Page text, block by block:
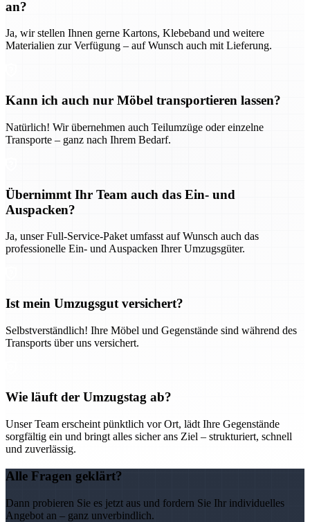
an?
Ja, wir stellen Ihnen gerne Kartons, Klebeband und weitere
Materialien zur Verfügung – auf Wunsch auch mit Lieferung.
Kann ich auch nur Möbel transportieren lassen?
Natürlich! Wir übernehmen auch Teilumzüge oder einzelne
Transporte – ganz nach Ihrem Bedarf.
Übernimmt Ihr Team auch das Ein- und
Auspacken?
Ja, unser Full-Service-Paket umfasst auf Wunsch auch das
professionelle Ein- und Auspacken Ihrer Umzugsgüter.
Ist mein Umzugsgut versichert?
Selbstverständlich! Ihre Möbel und Gegenstände sind während des
Transports über uns versichert.
Wie läuft der Umzugstag ab?
Unser Team erscheint pünktlich vor Ort, lädt Ihre Gegenstände
sorgfältig ein und bringt alles sicher ans Ziel – strukturiert, schnell
und zuverlässig.
Alle Fragen geklärt?
Dann probieren Sie es jetzt aus und fordern Sie Ihr individuelles
Angebot an – ganz unverbindlich.